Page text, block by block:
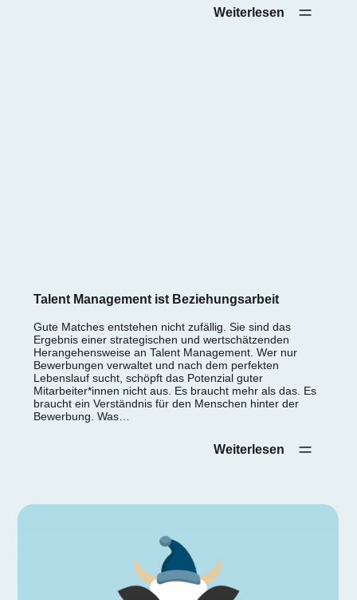
Weiterlesen‎ ‎ ‎ ‎ ‎
Talent Management ist Beziehungsarbeit
Gute Matches entstehen nicht zufällig. Sie sind das
Ergebnis einer strategischen und wertschätzenden
Herangehensweise an Talent Management. Wer nur
Bewerbungen verwaltet und nach dem perfekten
Lebenslauf sucht, schöpft das Potenzial guter
Mitarbeiter*innen nicht aus. Es braucht mehr als das. Es
braucht ein Verständnis für den Menschen hinter der
Bewerbung. Was…
Weiterlesen‎ ‎ ‎ ‎ ‎